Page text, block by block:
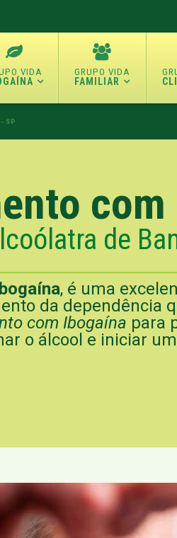
FAMILIAR
SP
de
, é uma
da dependência
com Ibogaína para
o álcool e iniciar